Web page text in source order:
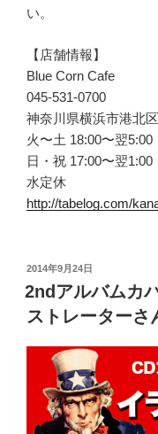
い。
【店舗情報】
Blue Corn Cafe
045-531-0700
神奈川県横浜市港北
火〜土 18:00〜翌5:00
日・祝 17:00〜翌1:00
水定休
http://tabelog.com/
投
稿
日:
2014年9月24日
2ndアルバムカ
ストレーターさ